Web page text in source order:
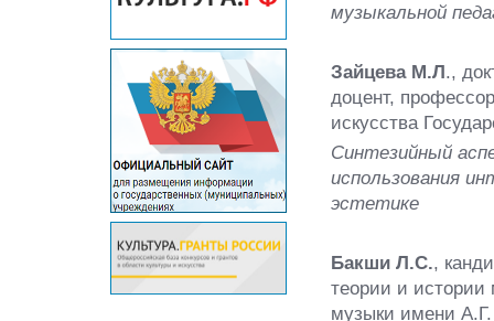
музыкальной
Зайцева М.Л.,
доцент,
искусства
Синтезийный
использования
эстетике
Бакши Л.С.,
теории и истории
музыки имени